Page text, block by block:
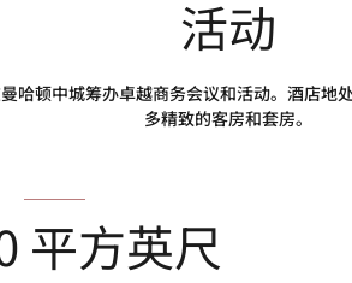
活动
哈顿中城筹办卓越商务会议和活动。酒店
多精致的客房和套房。
平方英尺